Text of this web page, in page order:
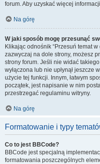
forum. Aby uzyskać więcej
Na górę
W jaki sposób mogę przesunąć
Klikając odnośnik “Przesuń temat
zazwyczaj na dole strony, możesz
strony forum. Jeśli nie widać
wyłączona lub nie upłynął jeszcze
użycie tej funkcji. Innym, łatwym
początek, jest napisanie w nim
przestrzegać regulaminu witryny.
Na górę
Formatowanie i typy
Co to jest BBCode?
BBCode jest specjalną
formatowania poszczególnych